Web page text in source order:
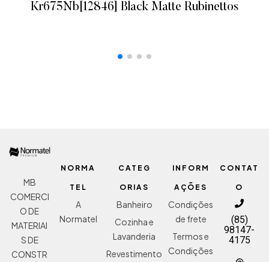
Kr675Nb[12846] Black Matte Rubinettos
MB
COMERCI
O DE
MATERIAI
S DE
CONSTR
NORMA
TEL
A
Normatel
CATEG
ORIAS
Banheiro
Cozinha e
Lavanderia
Revestimento
INFORM
AÇÕES
Condições
de frete
Termos e
Condições
CONTAT
O
(85)
98147-
4175